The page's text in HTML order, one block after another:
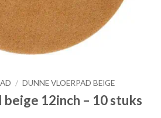
/ DUNNE VLOERPAD BEIGE
12inch – 10 stuks